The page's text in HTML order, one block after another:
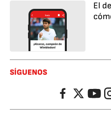
El
SÍGUENOS
FacebookTwitter